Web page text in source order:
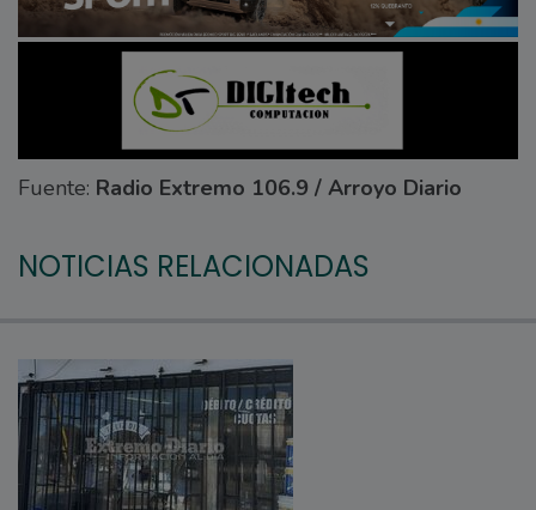
Fuente: Radio Extremo 106.9 / Arroyo Diario
NOTICIAS RELACIONADAS